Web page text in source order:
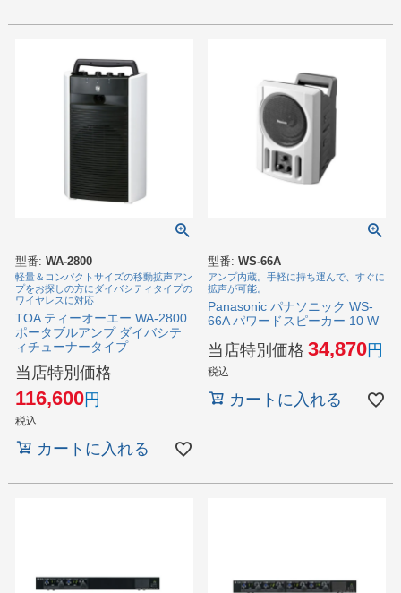
型番: WA-2800
軽量＆コンパクトサイズの移動拡声アン
プをお探しの方にダイバシティタイプの
ワイヤレスに対応
TOA ティーオーエー WA-2800
ポータブルアンプ ダイバシテ
ィチューナータイプ
当店特別価格
116,600
税込
カートに入れる
型番: WS-66A
アンプ内蔵。手軽に持ち運んで、すぐに
拡声が可能。
Panasonic パナソニック WS-
66A パワードスピーカー 10 W
当店特別価格 34,870
税込
カートに入れる